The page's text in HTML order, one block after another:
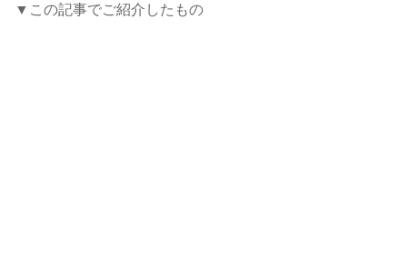
▼この記事でご紹介したもの